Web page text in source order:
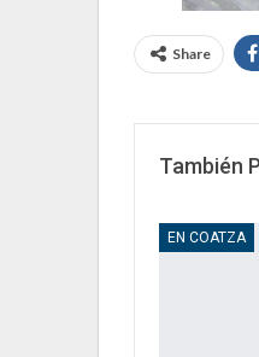
Share
También
EN COATZA